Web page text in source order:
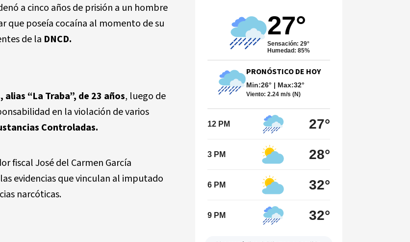
a cinco años de prisión a un hombre
que poseía cocaína al momento de su
de la DNCD.
“La Traba”, de 23 años, luego de
en la violación de varios
Controladas.
fiscal José del Carmen García
evidencias que vinculan al imputado
narcóticas.
27°
Sensación: 29°
Humedad: 85%
PRONÓSTICO DE HOY
Min:26° | Max:32°
Viento: 2.24 m/s (N)
12 PM 27°
3 PM 28°
6 PM 32°
9 PM 32°